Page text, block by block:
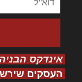
אינדקס
העסקים